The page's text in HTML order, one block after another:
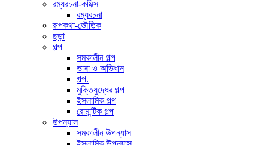
রম্যরচনা-কমিক্স
রম্যরচনা
রূপকথা-ভৌতিক
ছড়া
গল্প
সমকালীন গল্প
ভাষা ও অভিধান
গল্প.
মুক্তিযুদ্ধের গল্প
ইসলামিক গল্প
রোমান্টিক গল্প
উপন্যাস
সমকালীন উপন্যাস